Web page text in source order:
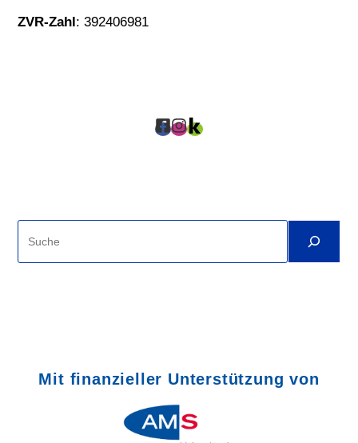
ZVR-Zahl: 392406981
Suche
Mit finanzieller Unterstützung von